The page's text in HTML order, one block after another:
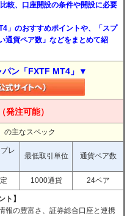
較、口座開設の条件や開設に必要
」のおすすめポイントや、「スプ
通貨ペア数」などをまとめて紹
ン「FXTF MT4」▼
（発注可能）
の主なスペック
レ
最低取引単位 通貨ペア数
1000通貨 24ペア
ト】
報の豊富さ、証券総合口座と連携